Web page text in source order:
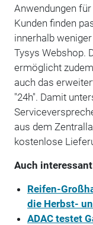
Anwendungen
Kunden finden
innerhalb
Tysys Webshop.
ermöglicht
auch das
"24h". Damit
aus dem
kostenlose
Auch
Reifen-
die Herbst-
ADAC testet